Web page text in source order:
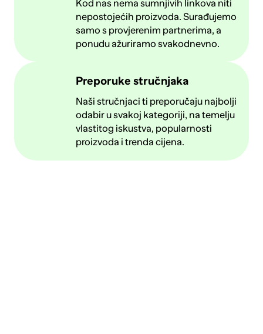
Kod nas nema sumnjivih linkova niti
nepostojećih proizvoda. Surađujemo
samo s provjerenim partnerima, a
ponudu ažuriramo svakodnevno.
Preporuke stručnjaka
Naši stručnjaci ti preporučaju najbolji
odabir u svakoj kategoriji, na temelju
vlastitog iskustva, popularnosti
proizvoda i trenda cijena.